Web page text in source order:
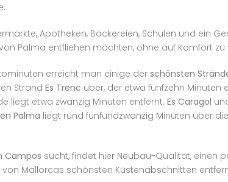
Apotheken, Bäckereien, Schulen und ein
Palma entfliehen möchten, ohne auf Komfort zu
erreicht man einige der schönsten
Strand Es Trenc über, der etwa fünfzehn Minuten
liegt etwa zwanzig Minuten entfernt. Es Caragol
Palma liegt rund fünfundzwanzig Minuten über die
Campos sucht, findet hier Neubau-Qualität, einen
Mallorcas schönsten Küstenabschnitten